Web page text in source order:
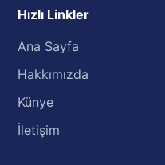
Hızlı Linkler
Ana Sayfa
Hakkımızda
Künye
İletişim